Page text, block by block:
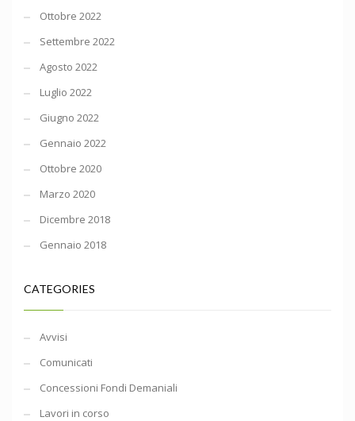
Ottobre 2022
Settembre 2022
Agosto 2022
Luglio 2022
Giugno 2022
Gennaio 2022
Ottobre 2020
Marzo 2020
Dicembre 2018
Gennaio 2018
CATEGORIES
Avvisi
Comunicati
Concessioni Fondi Demaniali
Lavori in corso